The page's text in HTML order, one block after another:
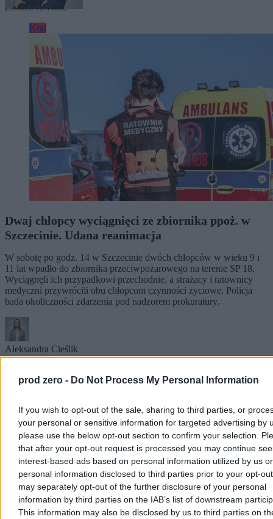
prod zero - Do Not Process My Personal Information
If you wish to opt-out of the sale, sharing to third parties, or
your personal or sensitive information for targeted advertising by
please use the below opt-out section to confirm your selection.
that after your opt-out request is processed you may continue
interest-based ads based on personal information utilized by us or
personal information disclosed to third parties prior to your opt-
may separately opt-out of the further disclosure of your personal
information by third parties on the IAB’s list of downstream
This information may also be disclosed by us to third parties on
Zobacz również
Kraj
Dwaj chłopcy wyciągnięci ze zbiornika ppoż. w
Szczecinie. Udana reanimacja
W sobotę po godz. 14 w Szczecinie dwóch chłopców w wieku 9 i
11 lat wpadło do zbiornika przeciwpożarowego na terenie SP 18.
Wyciągnęli ich przypadkowi przechodnie, a strażacy i ratownicy
medyczni przywrócili obu chłopcom czynności życiowe. Policja
bada okoliczności zdarzenia pod nadzorem prokuratury.
Aleksandra Cieślik
Dzisiaj 20:06